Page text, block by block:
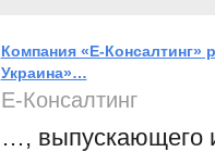
Компания «Е-Консалтинг»
Украина»…
Е-Консалтинг
…, выпускающего